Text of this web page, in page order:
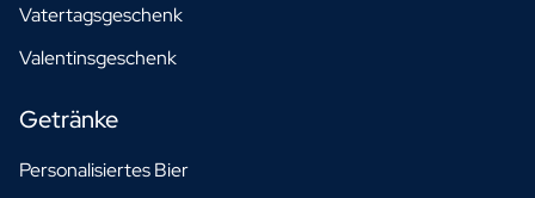
Vatertagsgeschenk
Valentinsgeschenk
Getränke
Personalisiertes Bier